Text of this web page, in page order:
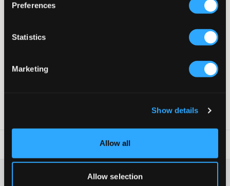
Preferences
Statistics
Marketing
Show details
Allow all
Allow selection
sprawdzi się zarówno do szkoły, jak i na trening.
Zamek błyskawiczny
Kaptur
Kieszenie
Wskazówki dotyczące prania:
Więcej informacji na temat instrukcji prania